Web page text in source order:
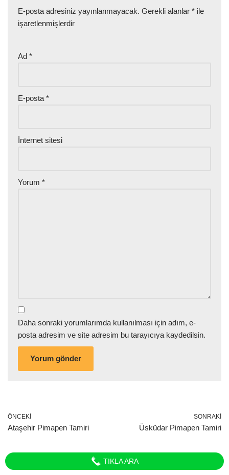
E-posta adresiniz yayınlanmayacak. Gerekli alanlar * ile
işaretlenmişlerdir
Ad *
E-posta *
İnternet sitesi
Yorum *
Daha sonraki yorumlarımda kullanılması için adım, e-
posta adresim ve site adresim bu tarayıcıya kaydedilsin.
ÖNCEKI
Ataşehir Pimapen Tamiri
SONRAKI
Üsküdar Pimapen Tamiri
TIKLA ARA